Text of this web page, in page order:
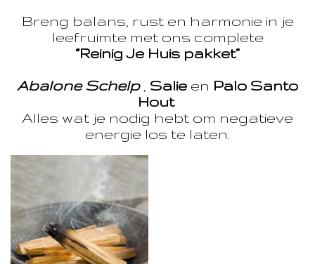
Breng balans, rust en harmonie in je
leefruimte met ons complete
“Reinig Je Huis pakket”
Abalone Schelp, Salie en Palo Santo
Hout
Alles wat je nodig hebt om negatieve
energie los te laten.